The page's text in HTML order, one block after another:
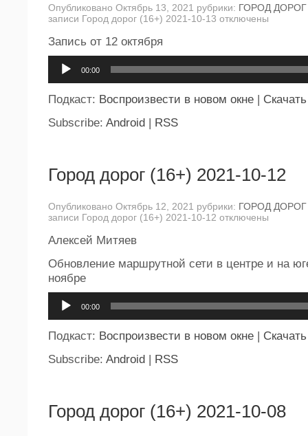
Опубликовано Октябрь 13, 2021 рубрики: ГОРОД ДОРОГ
записи Город дорог (16+) 2021-10-13 отключены
Запись от 12 октября
00:00
Подкаст: Воспроизвести в новом окне | Скачать
Subscribe: Android | RSS
Город дорог (16+) 2021-10-12
Опубликовано Октябрь 12, 2021 рубрики: ГОРОД ДОРОГ
записи Город дорог (16+) 2021-10-12 отключены
Алексей Митяев
Обновление маршрутной сети в центре и на
ноябре
00:00
Подкаст: Воспроизвести в новом окне | Скачать
Subscribe: Android | RSS
Город дорог (16+) 2021-10-08